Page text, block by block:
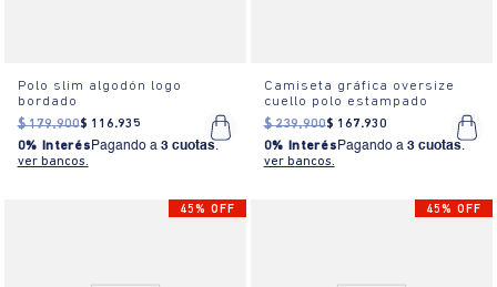
Polo slim algodón logo
bordado
$ 179.900$ 116.935
0% Interés Pagando a 3 cuotas.
ver bancos.
Camiseta gráfica oversize
cuello polo estampado
$ 239.900$ 167.930
0% Interés Pagando a 3 cuotas.
ver bancos.
45% OFF 45% OFF